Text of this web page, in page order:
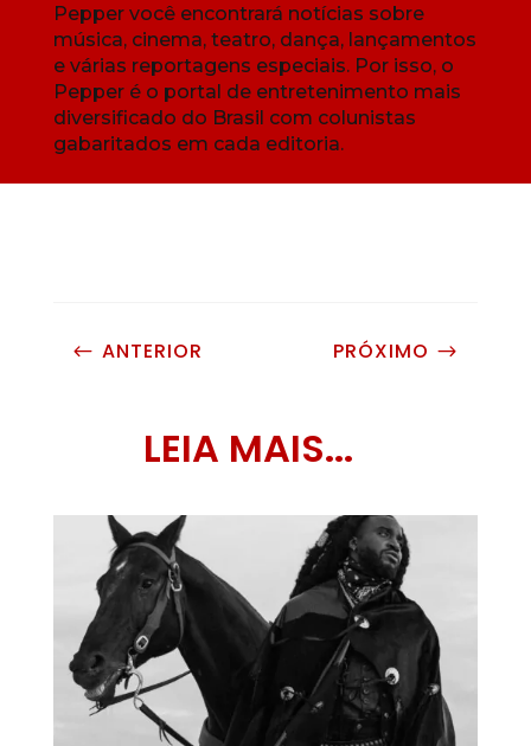
Pepper você encontrará notícias sobre
música, cinema, teatro, dança, lançamentos
e várias reportagens especiais. Por isso, o
Pepper é o portal de entretenimento mais
diversificado do Brasil com colunistas
gabaritados em cada editoria.
# ANTERIOR PRÓXIMO $
LEIA MAIS...